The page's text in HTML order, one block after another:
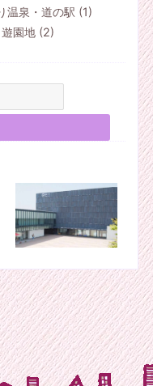
温泉・道の駅 (1)
園地 (2)